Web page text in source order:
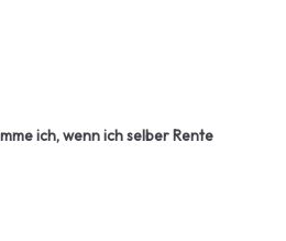
ich, wenn ich selber Rente